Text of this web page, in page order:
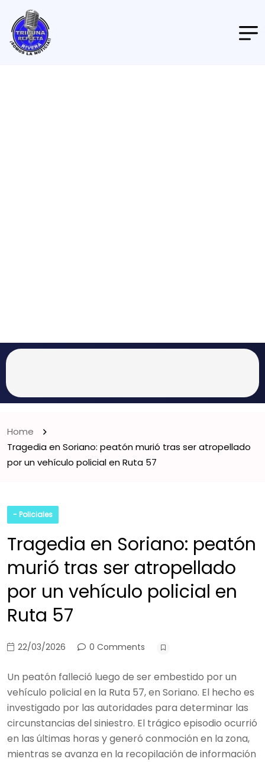
Home
Tragedia en Soriano: peatón murió tras ser atropellado
por un vehículo policial en Ruta 57
- Policiales
Tragedia en Soriano: peatón
murió tras ser atropellado
por un vehículo policial en
Ruta 57
22/03/2026 0 Comments
Un peatón falleció luego de ser embestido por un
vehículo policial en la Ruta 57, en Soriano. El hecho es
investigado por las autoridades para determinar las
circunstancias del siniestro. El trágico episodio ocurrió
en las últimas horas y generó conmoción en la zona,
mientras se avanza en la recopilación de información